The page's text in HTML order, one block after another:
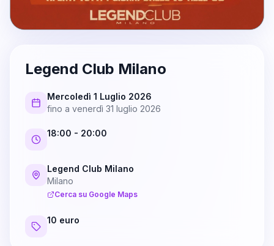
Legend Club Milano
Mercoledì 1 Luglio 2026
fino a venerdì 31 luglio 2026
18:00 - 20:00
Legend Club Milano
Milano
Cerca su Google Maps
10 euro